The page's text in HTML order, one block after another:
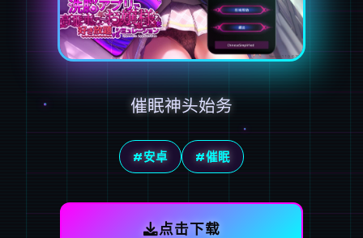
催眠神头始务
#安卓 #催眠
点击下载